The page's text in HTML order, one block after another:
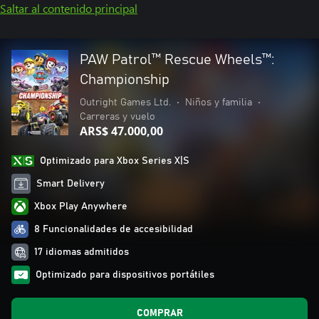
Saltar al contenido principal
PAW Patrol™ Rescue Wheels™:
Championship
Outright Games Ltd. • Niños y familia
•
Carreras y vuelo
ARS$ 47.000,00
Optimizado para Xbox Series X|S
Smart Delivery
Xbox Play Anywhere
8 Funcionalidades de accesibilidad
17 idiomas admitidos
Optimizado para dispositivos portátiles
COMPRAR